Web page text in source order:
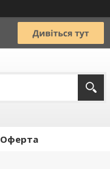
Оферта